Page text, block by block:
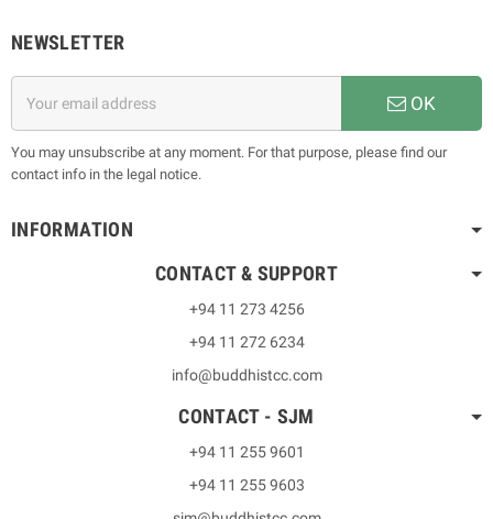
NEWSLETTER
OK
You may unsubscribe at any moment. For that purpose, please find our
contact info in the legal notice.
INFORMATION
CONTACT & SUPPORT
+94 11 273 4256
+94 11 272 6234
info@buddhistcc.com
CONTACT - SJM
+94 11 255 9601
+94 11 255 9603